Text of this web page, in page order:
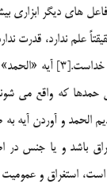
هاي ديگر
علم ندارد، قدرت
به ذات خدا يعني هر آن چه كه در
حمدها كه واقع
و آوردن آيه به
باشد و يا جنس
است، استغراق و